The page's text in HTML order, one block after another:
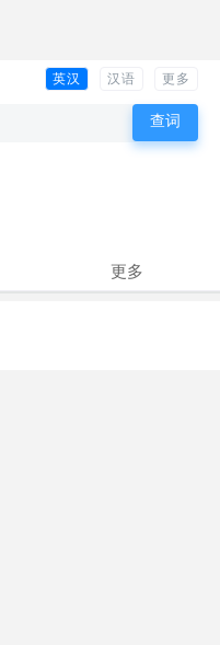
英汉 汉语 更多
更多